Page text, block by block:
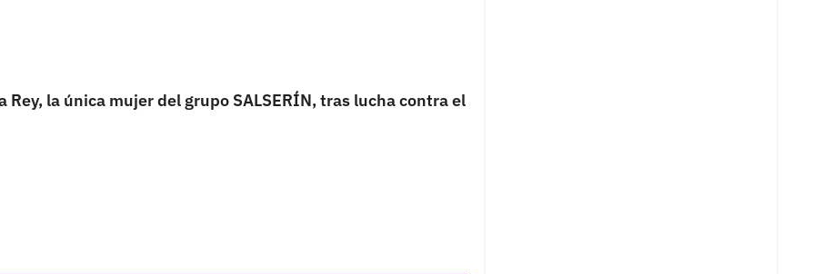
Rey, la única mujer del grupo SALSERÍN, tras lucha contra el